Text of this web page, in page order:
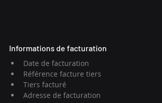
Informations de facturation
Date de facturation
Référence facture tiers
Tiers facturé
Adresse de facturation